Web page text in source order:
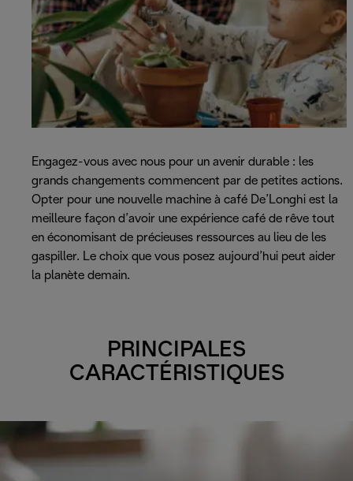
Engagez-vous avec nous pour un avenir durable : les
grands changements commencent par de petites actions.
Opter pour une nouvelle machine à café De’Longhi est la
meilleure façon d’avoir une expérience café de rêve tout
en économisant de précieuses ressources au lieu de les
gaspiller. Le choix que vous posez aujourd’hui peut aider
la planète demain.
PRINCIPALES
CARACTÉRISTIQUES